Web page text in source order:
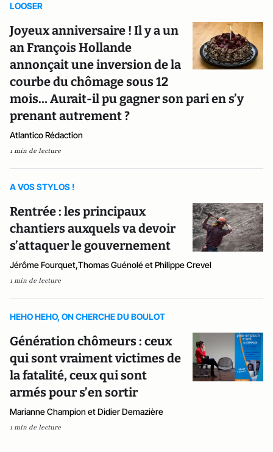
LOOSER
Joyeux anniversaire ! Il y a un
an François Hollande
annonçait une inversion de la
courbe du chômage sous 12
mois… Aurait-il pu gagner son pari en s’y
prenant autrement ?
Atlantico Rédaction
1 min de lecture
A VOS STYLOS !
Rentrée : les principaux
chantiers auxquels va devoir
s’attaquer le gouvernement
Jérôme Fourquet,Thomas Guénolé et Philippe Crevel
1 min de lecture
HEHO HEHO, ON CHERCHE DU BOULOT
Génération chômeurs : ceux
qui sont vraiment victimes de
la fatalité, ceux qui sont
armés pour s’en sortir
Marianne Champion et Didier Demazière
1 min de lecture